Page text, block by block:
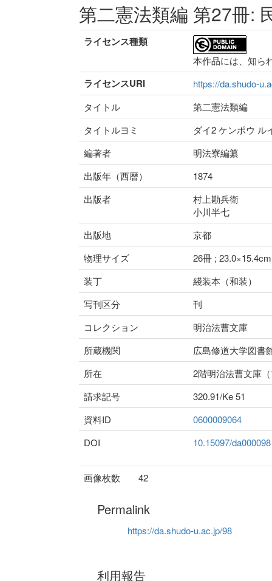
第二憲法類編 第27冊:
ライセンス種類
本作品には、知ら
ライセンスURI
https://da.shudo-
タイトル
第二憲法類編
タイトルヨミ
ダイ2 ケンポウ ル
編著者
明法寮編纂
出版年（西暦）
1874
出版者
村上勘兵衛
小川半七
出版地
京都
物理サイズ
26冊 ; 23.0×15.4cm
装丁
綫装本（和装）
写刊区分
刊
コレクション
明治法曹文庫
所蔵機関
広島修道大学図書
所在
2階明治法曹文庫
請求記号
320.91/Ke 51
資料ID
0600009064
DOI
10.15097/da000098
画像枚数 42
Permalink
https://da.shudo-u.ac.jp/98
利用報告